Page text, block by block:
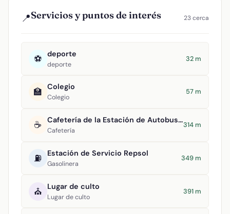
📍Servicios y puntos de interés 23 cerca
⚽ deporte
deporte
32 m
🏫 Colegio
Colegio
57 m
☕ Cafetería de la Estación de Autobuses
Cafetería
314 m
⛽ Estación de Servicio Repsol
Gasolinera
349 m
⛪ Lugar de culto
Lugar de culto
391 m